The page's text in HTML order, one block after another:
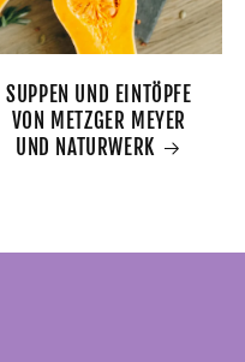
SUPPEN UND EINTÖPFE
VON METZGER MEYER
UND NATURWERK